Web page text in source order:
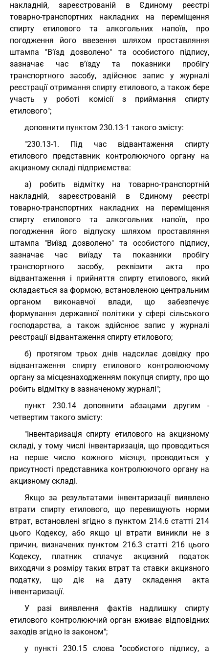
накладній, зареєстрованій в Єдиному реєстрі
товарно-транспортних накладних на переміщення
спирту етилового та алкогольних напоїв, про
погодження його ввезення шляхом проставляння
штампа "В’їзд дозволено" та особистого підпису,
зазначає час в’їзду та показники пробігу
транспортного засобу, здійснює запис у журналі
реєстрації отримання спирту етилового, а також бере
участь у роботі комісії з приймання спирту
етилового";
доповнити пунктом 230.13-1 такого змісту:
"230.13-1. Під час відвантаження спирту
етилового представник контролюючого органу на
акцизному складі підприємства:
а) робить відмітку на товарно-транспортній
накладній, зареєстрованій в Єдиному реєстрі
товарно-транспортних накладних на переміщення
спирту етилового та алкогольних напоїв, про
погодження його відпуску шляхом проставляння
штампа "Виїзд дозволено" та особистого підпису,
зазначає час виїзду та показники пробігу
транспортного засобу, реквізити акта про
відвантаження і прийняття спирту етилового, який
складається за формою, встановленою центральним
органом виконавчої влади, що забезпечує
формування державної політики у сфері сільського
господарства, а також здійснює запис у журналі
реєстрації відвантаження спирту етилового;
б) протягом трьох днів надсилає довідку про
відвантаження спирту етилового контролюючому
органу за місцезнаходженням покупця спирту, про що
робить відмітку в зазначеному журналі";
пункт 230.14 доповнити абзацами другим -
четвертим такого змісту:
"Інвентаризація спирту етилового на акцизному
складі, у тому числі інвентаризація, що проводиться
на перше число кожного місяця, проводиться у
присутності представника контролюючого органу на
акцизному складі.
Якщо за результатами інвентаризації виявлено
втрати спирту етилового, що перевищують норми
втрат, встановлені згідно з пунктом 214.6 статті 214
цього Кодексу, або якщо ці втрати виникли не з
причин, визначених пунктом 216.3 статті 216 цього
Кодексу, платник сплачує акцизний податок
виходячи з розміру таких втрат та ставки акцизного
податку, що діє на дату складення акта
інвентаризації.
У разі виявлення фактів надлишку спирту
етилового контролюючий орган вживає відповідних
заходів згідно із законом";
у пункті 230.15 слова "особистого підпису, а